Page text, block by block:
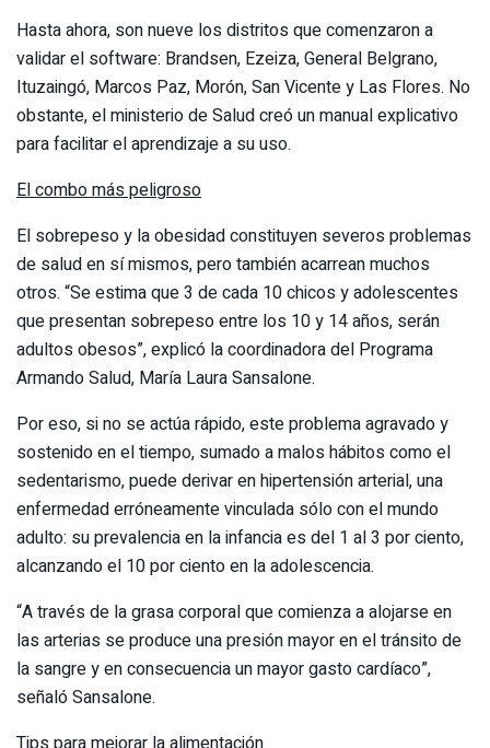
Hasta ahora, son nueve los distritos que comenzaron a
validar el software: Brandsen, Ezeiza, General Belgrano,
Ituzaingó, Marcos Paz, Morón, San Vicente y Las Flores. No
obstante, el ministerio de Salud creó un manual explicativo
para facilitar el aprendizaje a su uso.
El combo más peligroso
El sobrepeso y la obesidad constituyen severos problemas
de salud en sí mismos, pero también acarrean muchos
otros. “Se estima que 3 de cada 10 chicos y adolescentes
que presentan sobrepeso entre los 10 y 14 años, serán
adultos obesos”, explicó la coordinadora del Programa
Armando Salud, María Laura Sansalone.
Por eso, si no se actúa rápido, este problema agravado y
sostenido en el tiempo, sumado a malos hábitos como el
sedentarismo, puede derivar en hipertensión arterial, una
enfermedad erróneamente vinculada sólo con el mundo
adulto: su prevalencia en la infancia es del 1 al 3 por ciento,
alcanzando el 10 por ciento en la adolescencia.
“A través de la grasa corporal que comienza a alojarse en
las arterias se produce una presión mayor en el tránsito de
la sangre y en consecuencia un mayor gasto cardíaco”,
señaló Sansalone.